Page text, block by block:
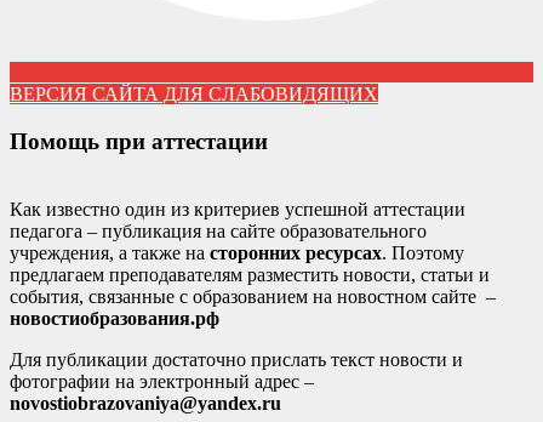
ВЕРСИЯ САЙТА ДЛЯ СЛАБОВИДЯЩИХ
Помощь при аттестации
Как известно один из критериев успешной аттестации
педагога – публикация на сайте образовательного
учреждения, а также на сторонних ресурсах. Поэтому
предлагаем преподавателям разместить новости, статьи и
события, связанные с образованием на новостном сайте –
новостиобразования.рф
Для публикации достаточно прислать текст новости и
фотографии на электронный адрес –
novostiobrazovaniya@yandex.ru